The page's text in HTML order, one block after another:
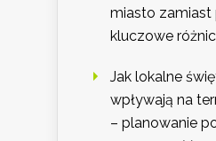
miasto zamiast
kluczowe
Jak lokalne
wpływają na
– planowanie